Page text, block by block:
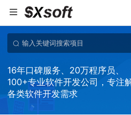
16年口碑服务、20万程序员、
100+专业软件开发公司，专注
各类软件开发需求